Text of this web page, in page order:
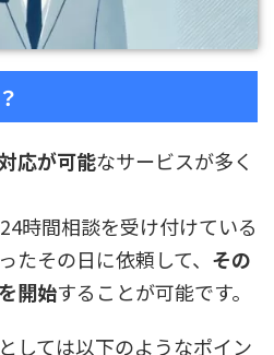
応が可能なサービスが多く
時間相談を受け付けている
たその日に依頼して、 その
開始することが可能です。
としては以下のようなポイン